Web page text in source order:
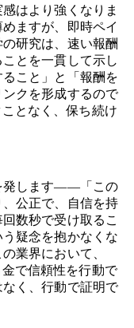
はより強くなりま
ますが、即時ペイ
研究は、速い報酬
とを一貫して示し
こと」と「報酬を
クを形成するので
となく、保ち続け
発します——「この
公正で、自信を持
数秒で受け取るこ
疑念を抱かなくな
業界において、
で信頼性を行動で
く、行動で証明で